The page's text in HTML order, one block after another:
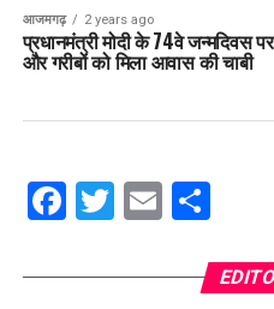
आजमगढ़ 2 years ago
प्रधानमंत्री मोदी के 74वे जन्मदिवस
और गरीबों को मिला आवास की चाबी
Facebook
Twitter
Email